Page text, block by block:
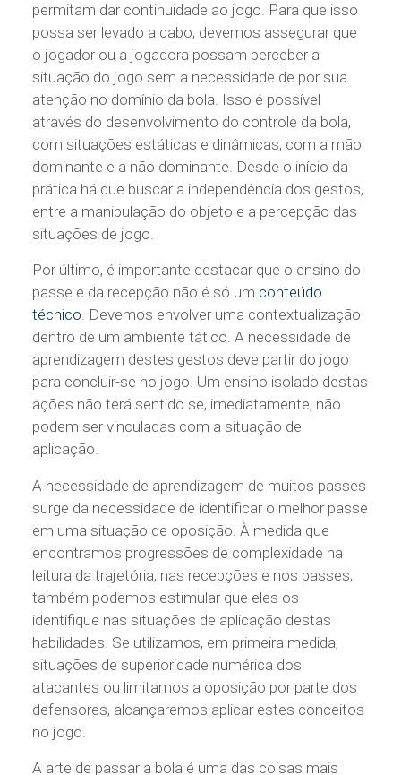
permitam dar continuidade ao jogo. Para que isso
possa ser levado a cabo, devemos assegurar que
o jogador ou a jogadora possam perceber a
situação do jogo sem a necessidade de por sua
atenção no domínio da bola. Isso é possível
através do desenvolvimento do controle da bola,
com situações estáticas e dinâmicas, com a mão
dominante e a não dominante. Desde o início da
prática há que buscar a independência dos gestos,
entre a manipulação do objeto e a percepção das
situações de jogo.
Por último, é importante destacar que o ensino do
passe e da recepção não é só um conteúdo
técnico. Devemos envolver uma contextualização
dentro de um ambiente tático. A necessidade de
aprendizagem destes gestos deve partir do jogo
para concluir-se no jogo. Um ensino isolado destas
ações não terá sentido se, imediatamente, não
podem ser vinculadas com a situação de
aplicação.
A necessidade de aprendizagem de muitos passes
surge da necessidade de identificar o melhor passe
em uma situação de oposição. À medida que
encontramos progressões de complexidade na
leitura da trajetória, nas recepções e nos passes,
também podemos estimular que eles os
identifique nas situações de aplicação destas
habilidades. Se utilizamos, em primeira medida,
situações de superioridade numérica dos
atacantes ou limitamos a oposição por parte dos
defensores, alcançaremos aplicar estes conceitos
no jogo.
A arte de passar a bola é uma das coisas mais